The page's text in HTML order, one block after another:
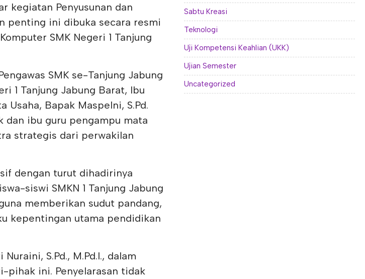
kegiatan Penyusunan dan
penting ini dibuka secara resmi
SMK Negeri 1 Tanjung
SMK se-Tanjung Jabung
1 Tanjung Jabung Barat, Ibu
Usaha, Bapak Maspelni, S.Pd.
dan ibu guru pengampu mata
strategis dari perwakilan
dengan turut dihadirinya
siswi SMKN 1 Tanjung Jabung
memberikan sudut pandang,
kepentingan utama pendidikan
S.Pd., M.Pd.I., dalam
pihak ini. Penyelarasan tidak
Sabtu Kreasi
Teknologi
Uji Kompetensi Keahlian (UKK)
Ujian Semester
Uncategorized